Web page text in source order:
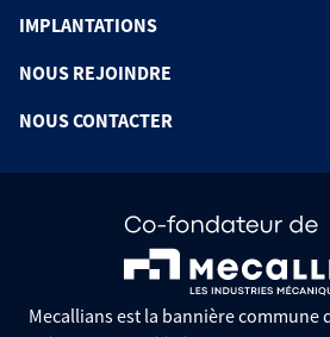
IMPLANTATIONS
NOUS REJOINDRE
NOUS CONTACTER
Mecallians est la bannière commune